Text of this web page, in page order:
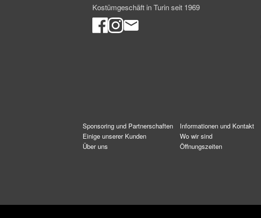
Kostümgeschäft in Turin seit 1969
Sponsoring und Partnerschaften
Einige unserer Kunden
Über uns
Informationen und Kontakt
Wo wir sind
Öffnungszeiten